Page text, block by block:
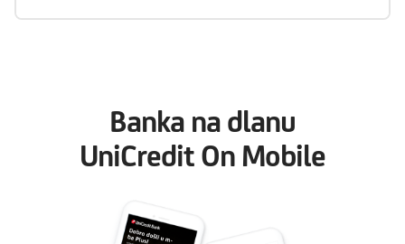
Banka na dlanu
UniCredit On Mobile